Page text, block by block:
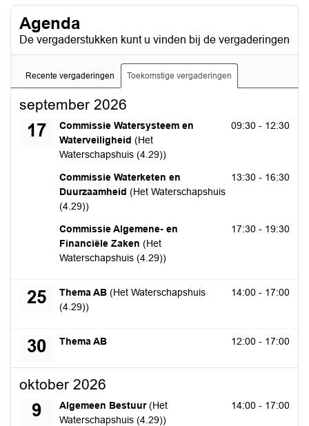
Agenda
De vergaderstukken kunt u vinden bij de vergaderingen
Recente vergaderingen Toekomstige vergaderingen
september 2026
17
Commissie Watersysteem en
Waterveiligheid (Het
Waterschapshuis (4.29))
donderdag 17 september 2026 09:30 - 12:30
Commissie Waterketen en
Duurzaamheid (Het Waterschapshuis
(4.29))
donderdag 17 september 2026 13:30 - 16:30
Commissie Algemene- en
Financiële Zaken (Het
Waterschapshuis (4.29))
donderdag 17 september 2026 17:30 - 19:30
25 Thema AB (Het Waterschapshuis
(4.29))
vrijdag 25 september 2026 14:00 - 17:00
30 Thema AB
woensdag 30 september 2026 12:00 - 17:00
oktober 2026
9 Algemeen Bestuur(Het
Waterschapshuis (4.29))
vrijdag 9 oktober 2026 14:00 - 17:00